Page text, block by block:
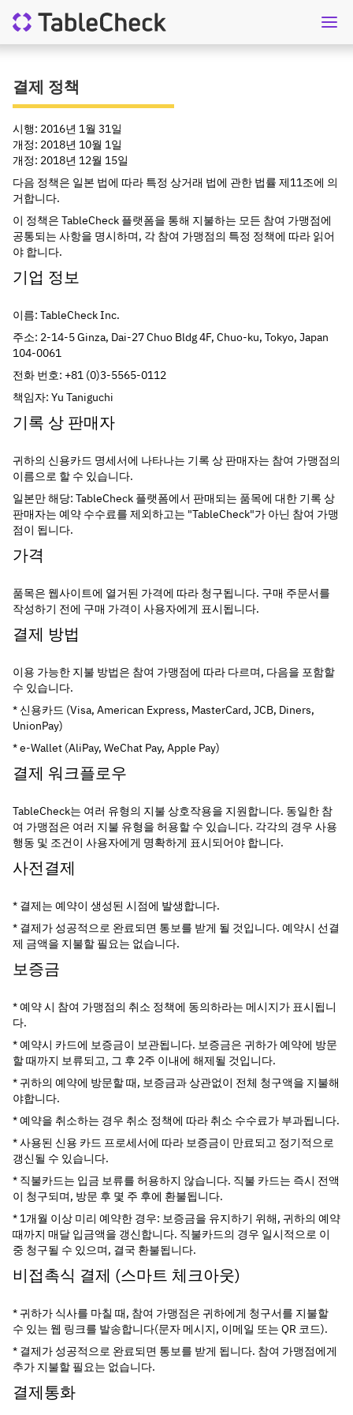
결제 정책
시행: 2016년 1월 31일
개정: 2018년 10월 1일
개정: 2018년 12월 15일
다음 정책은 일본 법에 따라 특정 상거래 법에 관한 법률 제11조에 의
거합니다.
이 정책은 TableCheck 플랫폼을 통해 지불하는 모든 참여 가맹점에
공통되는 사항을 명시하며, 각 참여 가맹점의 특정 정책에 따라 읽어
야 합니다.
기업 정보
이름: TableCheck Inc.
주소: 2-14-5 Ginza, Dai-27 Chuo Bldg 4F, Chuo-ku, Tokyo, Japan
104-0061
전화 번호: +81 (0)3-5565-0112
책임자: Yu Taniguchi
기록 상 판매자
귀하의 신용카드 명세서에 나타나는 기록 상 판매자는 참여 가맹점의
이름으로 할 수 있습니다.
일본만 해당: TableCheck 플랫폼에서 판매되는 품목에 대한 기록 상
판매자는 예약 수수료를 제외하고는 "TableCheck"가 아닌 참여 가맹
점이 됩니다.
가격
품목은 웹사이트에 열거된 가격에 따라 청구됩니다. 구매 주문서를
작성하기 전에 구매 가격이 사용자에게 표시됩니다.
결제 방법
이용 가능한 지불 방법은 참여 가맹점에 따라 다르며, 다음을 포함할
수 있습니다.
* 신용카드 (Visa, American Express, MasterCard, JCB, Diners,
UnionPay)
* e-Wallet (AliPay, WeChat Pay, Apple Pay)
결제 워크플로우
TableCheck는 여러 유형의 지불 상호작용을 지원합니다. 동일한 참
여 가맹점은 여러 지불 유형을 허용할 수 있습니다. 각각의 경우 사용
행동 및 조건이 사용자에게 명확하게 표시되어야 합니다.
사전결제
* 결제는 예약이 생성된 시점에 발생합니다.
* 결제가 성공적으로 완료되면 통보를 받게 될 것입니다. 예약시 선결
제 금액을 지불할 필요는 없습니다.
보증금
* 예약 시 참여 가맹점의 취소 정책에 동의하라는 메시지가 표시됩니
다.
* 예약시 카드에 보증금이 보관됩니다. 보증금은 귀하가 예약에 방문
할 때까지 보류되고, 그 후 2주 이내에 해제될 것입니다.
* 귀하의 예약에 방문할 때, 보증금과 상관없이 전체 청구액을 지불해
야합니다.
* 예약을 취소하는 경우 취소 정책에 따라 취소 수수료가 부과됩니다.
* 사용된 신용 카드 프로세서에 따라 보증금이 만료되고 정기적으로
갱신될 수 있습니다.
* 직불카드는 입금 보류를 허용하지 않습니다. 직불 카드는 즉시 전액
이 청구되며, 방문 후 몇 주 후에 환불됩니다.
* 1개월 이상 미리 예약한 경우: 보증금을 유지하기 위해, 귀하의 예약
때까지 매달 입금액을 갱신합니다. 직불카드의 경우 일시적으로 이
중 청구될 수 있으며, 결국 환불됩니다.
비접촉식 결제 (스마트 체크아웃)
* 귀하가 식사를 마칠 때, 참여 가맹점은 귀하에게 청구서를 지불할
수 있는 웹 링크를 발송합니다(문자 메시지, 이메일 또는 QR 코드).
* 결제가 성공적으로 완료되면 통보를 받게 됩니다. 참여 가맹점에게
추가 지불할 필요는 없습니다.
결제통화